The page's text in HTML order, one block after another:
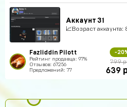
Аккаунт 31
📈Возраст
Fazliddin Pilott
Рейтинг продавца: 97%
Отзывов: 67256
Предложений: 77
-
799
639